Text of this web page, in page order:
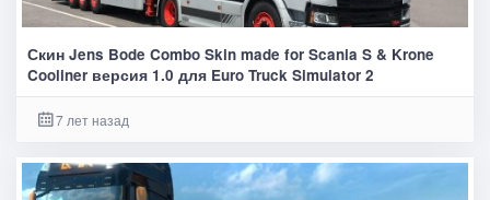
Скин Jens Bode Combo Skin made for Scania S & Krone
Cooliner версия 1.0 для Euro Truck Simulator 2
7 лет назад